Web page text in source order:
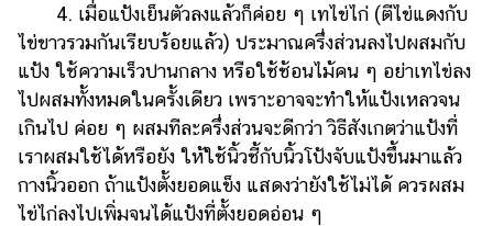
4. เมื่อแป้งเย็นตัวลงแล้วก็ค่อย ๆ เทไข่ไก่ (ตีไข่แดงกับ
ไข่ขาวรวมกันเรียบร้อยแล้ว) ประมาณครึ่งส่วนลงไปผสมกับ
แป้ง ใช้ความเร็วปานกลาง หรือใช้ช้อนไม้คน ๆ อย่าเทไข่ลง
ไปผสมทั้งหมดในครั้งเดียว เพราะอาจจะทำให้แป้งเหลวจน
เกินไป ค่อย ๆ ผสมทีละครึ่งส่วนจะดีกว่า วิธีสังเกตว่าแป้งที่
เราผสมใช้ได้หรือยัง ให้ใช้นิ้วชี้กับนิ้วโป้งจับแป้งขึ้นมาแล้ว
กางนิ้วออก ถ้าแป้งตั้งยอดแข็ง แสดงว่ายังใช้ไม่ได้ ควรผสม
ไข่ไก่ลงไปเพิ่มจนได้แป้งที่ตั้งยอดอ่อน ๆ